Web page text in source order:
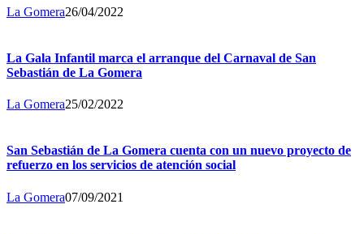
La Gomera26/04/2022
La Gala Infantil marca el arranque del Carnaval de San
Sebastián de La Gomera
La Gomera25/02/2022
San Sebastián de La Gomera cuenta con un nuevo proyecto de
refuerzo en los servicios de atención social
La Gomera07/09/2021